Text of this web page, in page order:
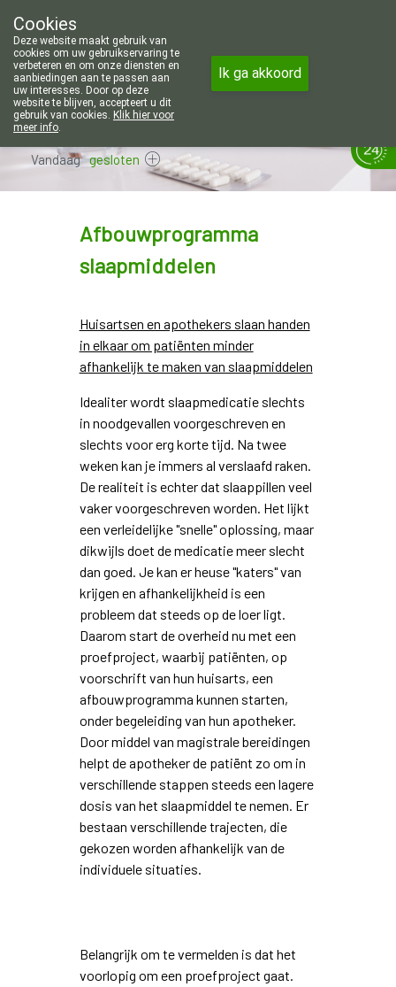
011/606002
Vandaag gesloten
Afbouwprogramma
slaapmiddelen
Huisartsen en apothekers slaan handen
in elkaar om patiënten minder
afhankelijk te maken van slaapmiddelen
Idealiter wordt slaapmedicatie slechts
in noodgevallen voorgeschreven en
slechts voor erg korte tijd. Na twee
weken kan je immers al verslaafd raken.
De realiteit is echter dat slaappillen veel
vaker voorgeschreven worden. Het lijkt
een verleidelijke "snelle" oplossing, maar
dikwijls doet de medicatie meer slecht
dan goed. Je kan er heuse "katers" van
krijgen en afhankelijkheid is een
probleem dat steeds op de loer ligt.
Daarom start de overheid nu met een
proefproject, waarbij patiënten, op
voorschrift van hun huisarts, een
afbouwprogramma kunnen starten,
onder begeleiding van hun apotheker.
Door middel van magistrale bereidingen
helpt de apotheker de patiënt zo om in
verschillende stappen steeds een lagere
dosis van het slaapmiddel te nemen. Er
bestaan verschillende trajecten, die
gekozen worden afhankelijk van de
individuele situaties.
Belangrijk om te vermelden is dat het
voorlopig om een proefproject gaat.
Cookies
Deze website maakt gebruik van
cookies om uw gebruikservaring te
verbeteren en om onze diensten en
aanbiedingen aan te passen aan
uw interesses. Door op deze
website te blijven, accepteert u dit
gebruik van cookies. Klik hier voor
meer info.
Ik ga akkoord